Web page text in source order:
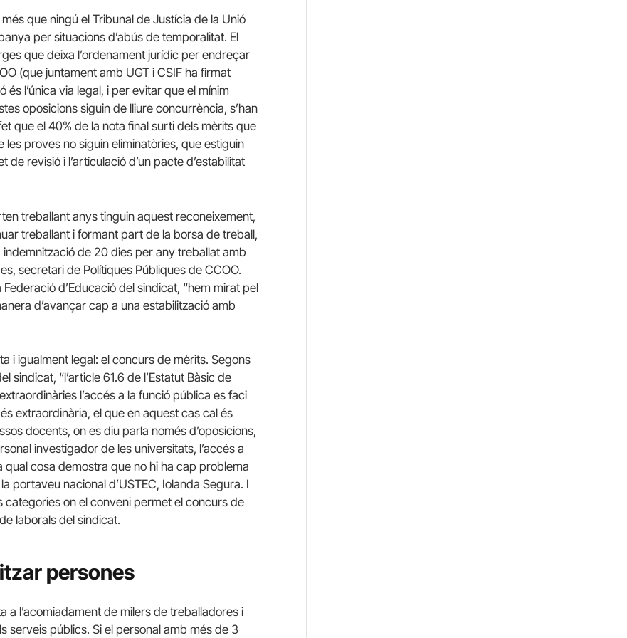
que ningú el Tribunal de Justícia de la Unió
per situacions d’abús de temporalitat. El
que deixa l’ordenament jurídic per endreçar
(que juntament amb UGT i CSIF ha firmat
l’única via legal, i per evitar que el mínim
oposicions siguin de lliure concurrència, s’han
que el 40% de la nota final surti dels mèrits que
proves no siguin eliminatòries, que estiguin
revisió i l’articulació d’un pacte d’estabilitat
treballant anys tinguin aquest reconeixement,
treballant i formant part de la borsa de treball,
indemnització de 20 dies per any treballat amb
secretari de Polítiques Públiques de CCOO.
d’Educació del sindicat, “hem mirat pel
d’avançar cap a una estabilització amb
i igualment legal: el concurs de mèrits. Segons
“l’article 61.6 de l’Estatut Bàsic de
l’accés a la funció pública es faci
extraordinària, el que en aquest cas cal és
docents, on es diu parla només d’oposicions,
investigador de les universitats, l’accés a
qual cosa demostra que no hi ha cap problema
portaveu nacional d’USTEC, Iolanda Segura. I
categories on el conveni permet el concurs de
laborals del sindicat.
persones
a l’acomiadament de milers de treballadores i
serveis públics. Si el personal amb més de 3